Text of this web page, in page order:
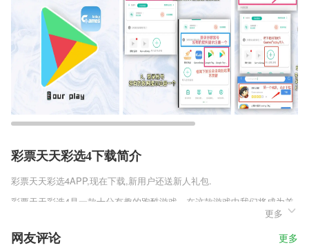
彩票天天彩选4下载简介
彩票天天彩选4APP,现在下载,新用户还送新人礼包.
彩票天天彩选4是一款十分有趣的跑酷游戏，在这款游戏中我们将成为羊
群的领头羊，然后只要不断地向前冲就可以了，一路上我们会经常遇到各
种事件，这就需要你用勇气与智慧去与所有的敌人搏斗，最后带领全村的
羊走向胜利的彼岸，如果期待的话就来试试吧。
更多
网友评论 更多